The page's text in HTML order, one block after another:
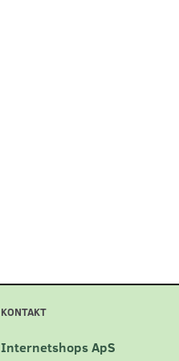
KONTAKT
Internetshops ApS